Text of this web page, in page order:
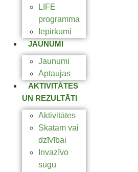
LIFE
programma
Iepirkumi
JAUNUMI
Jaunumi
Aptaujas
AKTIVITĀTES
UN REZULTĀTI
Aktivitātes
Skatam vai
dzīvībai
Invazīvo
sugu